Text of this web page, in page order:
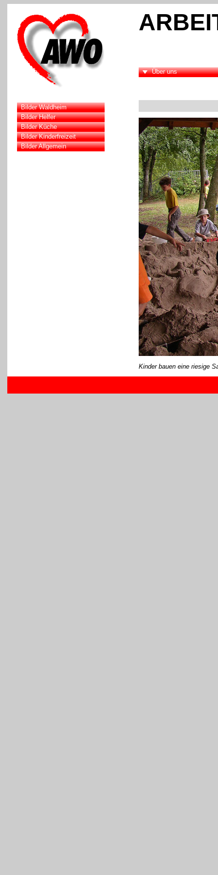
Über uns
Bilder Waldheim
Bilder Helfer
Bilder Küche
Bilder Kinderfreizeit
Bilder Allgemein
Kinder bauen eine riesige